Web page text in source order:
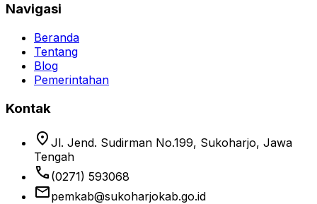
Navigasi
Beranda
Tentang
Blog
Pemerintahan
Kontak
location_on Jl. Jend. Sudirman No.199, Sukoharjo, Jawa
Tengah
phone (0271) 593068
emailpemkab@sukoharjokab.go.id